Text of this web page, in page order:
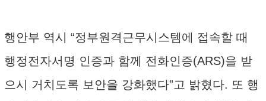
행안부 역시 “정부원격근무시스템에 접속할 때
행정전자서명 인증과 함께 전화인증(ARS)을 받
으시 거치도록 보안을 강화했다”고 밝혔다. 또 행